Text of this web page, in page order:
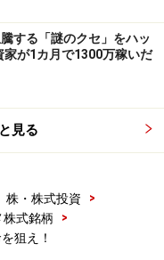
する「謎のクセ」をハッ
家が1カ月で1300万稼いだ
見る
株・株式投資
>
式銘柄
>
狙え！